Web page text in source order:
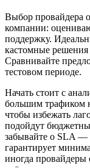
Выбор провайдера
компании:
поддержку.
кастомные
Сравнивайте
тестовом периоде.
Начать стоит с
большим трафиком
чтобы избежать
подойдут
забывайте о SLA —
гарантирует
иногда провайдеры